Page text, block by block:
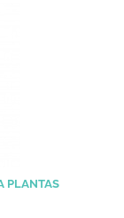
PLANTAS